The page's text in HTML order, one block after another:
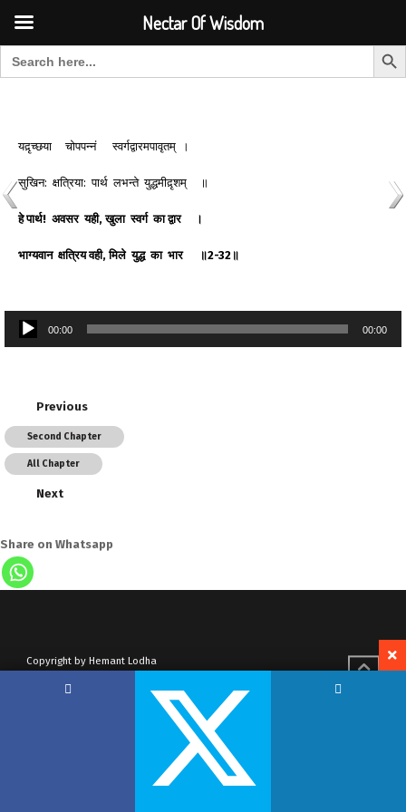
Search for: Search
यद़ृच्छया चोपपन्नं स्वर्गद्वारमपावृतम् ।
सुखिन: क्षत्रिया: पार्थ लभन्ते युद्धमीद़ृशम् ॥
हे पार्थ! अवसर यही,खुला स्वर्ग का द्वार ।
भाग्यवान क्षत्रिय वही,मिले युद्ध का भार ॥2-32 ॥
Audio
Player
00:00 00:00
Previous
Second Chapter
All Chapter
Next
Share on Whatsapp
Copyright by Hemant Lodha
Nectar Of Wisdom